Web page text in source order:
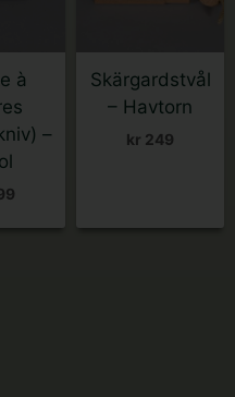
à
–
Skärgardstvål
– Havtorn
kr 249